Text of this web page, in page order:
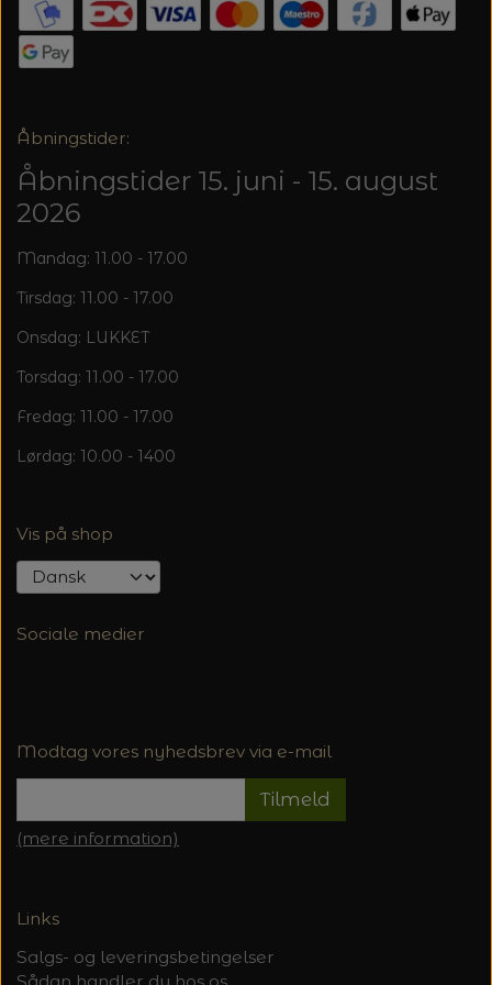
TRYKLÅSE
Åbningstider:
Åbningstider 15. juni - 15. august
2026
Mandag: 11.00 - 17.00
Tirsdag: 11.00 - 17.00
Onsdag: LUKKET
Torsdag: 11.00 - 17.00
Fredag: 11.00 - 17.00
Lørdag: 10.00 - 1400
Vis på shop
Sociale medier
Modtag vores nyhedsbrev via e-mail
Tilmeld
(mere information)
Links
Salgs- og leveringsbetingelser